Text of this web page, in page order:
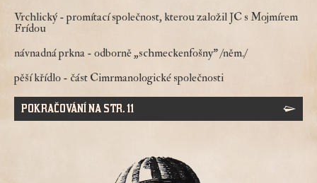
Vrchlický - promítací společnost, kterou založil JC s Mojmírem
Frídou
návnadná prkna - odborně „schmeckenfošny" /něm./
pěší křídlo - část Cimrmanologické společnosti
POKRAČOVÁNÍ NA STR. 11